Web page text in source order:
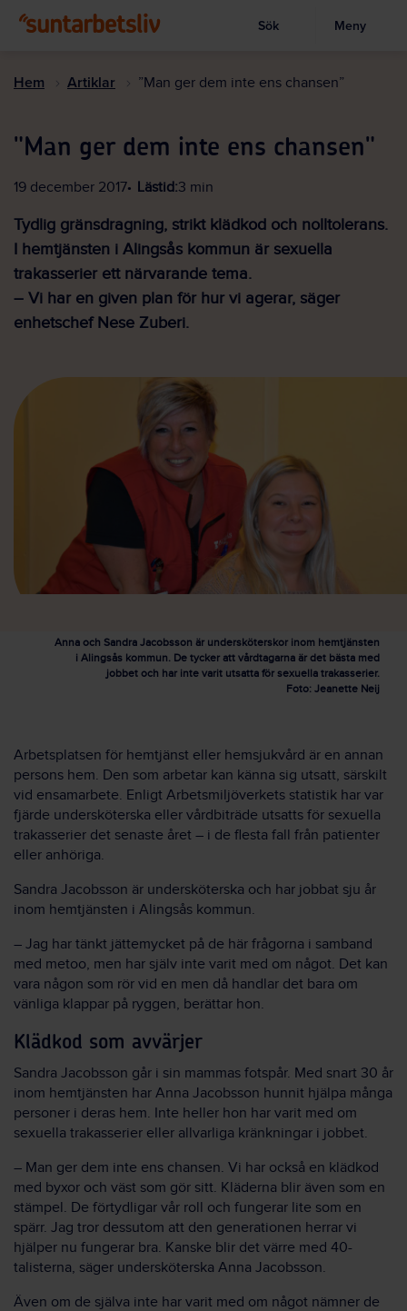
till
Visa sökruta
Sök Meny
Hem Artiklar ”Man ger dem inte ens chansen”
"Man ger dem inte ens chansen"
19 december 2017 Lästid:3 min
Tydlig gränsdragning, strikt klädkod och nolltolerans.
I hemtjänsten i Alingsås kommun är sexuella
trakasserier ett närvarande tema.
– Vi har en given plan för hur vi agerar, säger
enhetschef Nese Zuberi.
Anna och Sandra Jacobsson är undersköterskor inom hemtjänsten
i Alingsås kommun. De tycker att vårdtagarna är det bästa med
jobbet och har inte varit utsatta för sexuella trakasserier.
Foto: Jeanette Neij
Arbetsplatsen för hemtjänst eller hemsjukvård är en annan
persons hem. Den som arbetar kan känna sig utsatt, särskilt
vid ensamarbete. Enligt Arbetsmiljöverkets statistik har var
fjärde undersköterska eller vårdbiträde utsatts för sexuella
trakasserier det senaste året – i de flesta fall från patienter
eller anhöriga.
Sandra Jacobsson är undersköterska och har jobbat sju år
inom hemtjänsten i Alingsås kommun.
– Jag har tänkt jättemycket på de här frågorna i samband
med metoo, men har själv inte varit med om något. Det kan
vara någon som rör vid en men då handlar det bara om
vänliga klappar på ryggen, berättar hon.
Klädkod som avvärjer
Sandra Jacobsson går i sin mammas fotspår. Med snart 30 år
inom hemtjänsten har Anna Jacobsson hunnit hjälpa många
personer i deras hem. Inte heller hon har varit med om
sexuella trakasserier eller allvarliga kränkningar i jobbet.
– Man ger dem inte ens chansen. Vi har också en klädkod
med byxor och väst som gör sitt. Kläderna blir även som en
stämpel. De förtydligar vår roll och fungerar lite som en
spärr. Jag tror dessutom att den generationen herrar vi
hjälper nu fungerar bra. Kanske blir det värre med 40-
talisterna, säger undersköterska Anna Jacobsson.
Även om de själva inte har varit med om något nämner de